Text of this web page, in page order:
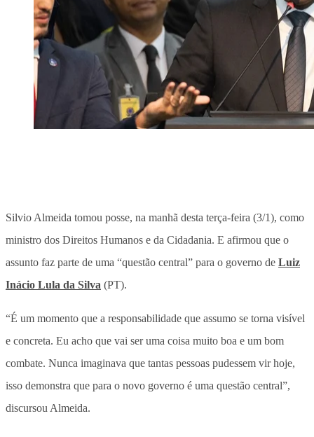
Silvio Almeida tomou posse, na manhã desta terça-feira (3/1), como
ministro dos Direitos Humanos e da Cidadania. E afirmou que o
assunto faz parte de uma “questão central” para o governo de Luiz
Inácio Lula da Silva (PT).
“É um momento que a responsabilidade que assumo se torna visível
e concreta. Eu acho que vai ser uma coisa muito boa e um bom
combate. Nunca imaginava que tantas pessoas pudessem vir hoje,
isso demonstra que para o novo governo é uma questão central”,
discursou Almeida.